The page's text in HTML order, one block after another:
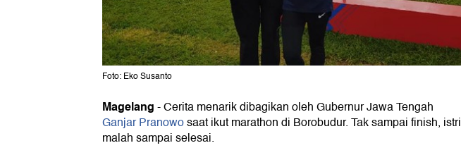
Foto: Eko Susanto
Magelang-Cerita menarik dibagikan oleh Gubernur Jawa Tengah
Ganjar Pranowosaat ikut marathon di Borobudur. Tak sampai finish, istri
malah sampai selesai.